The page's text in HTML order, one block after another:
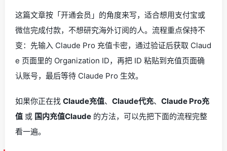
这篇文章按「开通会员」的角度来写，适合想用支付宝或
微信完成付款，不想研究海外订阅的人。流程重点保持不
变：先输入 Claude Pro 充值卡密，通过验证后获取 Claud
e 页面里的 Organization ID，再把 ID 粘贴到充值页面确
认账号，最后等待 Claude Pro 生效。
如果你正在找 Claude充值、 Claude代充、 Claude Pro充
值 或 国内充值Claude 的方法，可以先把下面的流程完整
看一遍。